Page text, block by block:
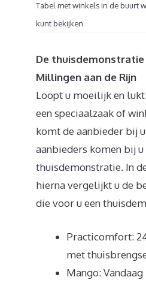
Tabel met winkels in de buurt
kunt bekijken
De thuisdemonstratie
Millingen aan de Rijn
Loopt u moeilijk en
een speciaalzaak of
komt de aanbieder bij
aanbieders komen bij
thuisdemonstratie. In
hierna vergelijkt u de
die voor u een
Practicomfort:
met
Mango: